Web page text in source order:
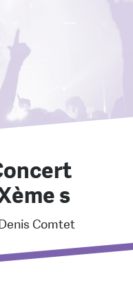
s
Comtet